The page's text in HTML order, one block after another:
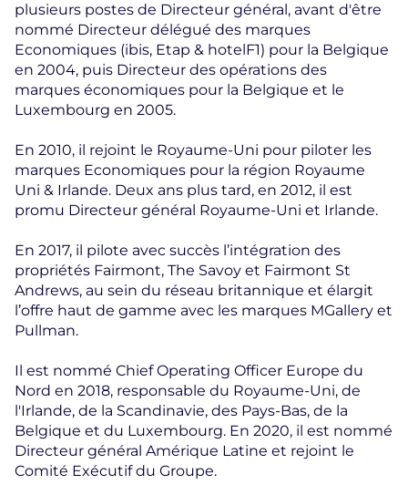
plusieurs postes de Directeur général, avant d'être
nommé Directeur délégué des marques
Economiques (ibis, Etap & hotelF1) pour la Belgique
en 2004, puis Directeur des opérations des
marques économiques pour la Belgique et le
Luxembourg en 2005.
En 2010, il rejoint le Royaume-Uni pour piloter les
marques Economiques pour la région Royaume
Uni & Irlande. Deux ans plus tard, en 2012, il est
promu Directeur général Royaume-Uni et Irlande.
En 2017, il pilote avec succès l’intégration des
propriétés Fairmont, The Savoy et Fairmont St
Andrews, au sein du réseau britannique et élargit
l’offre haut de gamme avec les marques MGallery et
Pullman.
Il est nommé Chief Operating Officer Europe du
Nord en 2018, responsable du Royaume-Uni, de
l'Irlande, de la Scandinavie, des Pays-Bas, de la
Belgique et du Luxembourg. En 2020, il est nommé
Directeur général Amérique Latine et rejoint le
Comité Exécutif du Groupe.